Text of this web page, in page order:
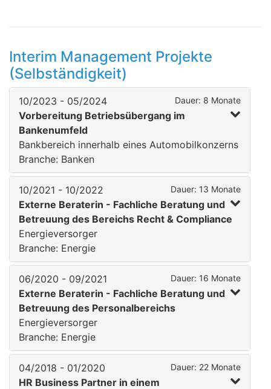
Interim Management Projekte
(Selbständigkeit)
10/2023 - 05/2024 Dauer: 8 Monate
Vorbereitung Betriebsübergang im
Bankenumfeld
Bankbereich innerhalb eines Automobilkonzerns
Branche: Banken
10/2021 - 10/2022 Dauer: 13 Monate
Externe Beraterin - Fachliche Beratung und
Betreuung des Bereichs Recht & Compliance
Energieversorger
Branche: Energie
06/2020 - 09/2021 Dauer: 16 Monate
Externe Beraterin - Fachliche Beratung und
Betreuung des Personalbereichs
Energieversorger
Branche: Energie
04/2018 - 01/2020 Dauer: 22 Monate
HR Business Partner in einem